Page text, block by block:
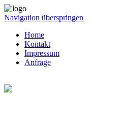
Navigation überspringen
Home
Kontakt
Impressum
Anfrage